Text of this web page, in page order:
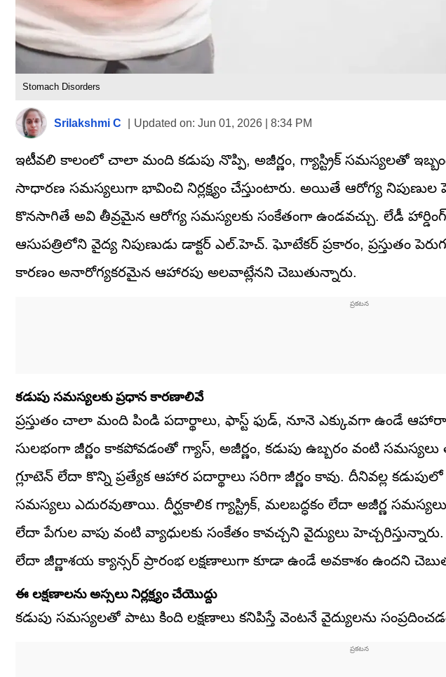
Stomach Disorders
Srilakshmi C Updated on: Jun 01, 2026 | 8:34 PM
ఇటీవలి కాలంలో చాలా మంది కడుపు నొప్పి, అజీర్ణం, గ్యాస్ట్రిక్ సమస్యలతో
సాధారణ సమస్యలుగా భావించి నిర్లక్ష్యం చేస్తుంటారు. అయితే ఆరోగ్య నిపుణుల
కొనసాగితే అవి తీవ్రమైన ఆరోగ్య సమస్యలకు సంకేతంగా ఉండవచ్చు. లేడీ
ఆసుపత్రిలోని వైద్య నిపుణుడు డాక్టర్ ఎల్.హెచ్. ఘోటేకర్ ప్రకారం, ప్రస్తుతం
కారణం అనారోగ్యకరమైన ఆహారపు అలవాట్లేనని చెబుతున్నారు.
కడుపు సమస్యలకు ప్రధాన కారణాలివే
ప్రస్తుతం చాలా మంది పిండి పదార్థాలు, ఫాస్ట్ ఫుడ్, నూనె ఎక్కువగా ఉండే
సులభంగా జీర్ణం కాకపోవడంతో గ్యాస్, అజీర్ణం, కడుపు ఉబ్బరం వంటి
గ్లూటెన్ లేదా కొన్ని ప్రత్యేక ఆహార పదార్థాలు సరిగా జీర్ణం కావు. దీనివల్ల
సమస్యలు ఎదురవుతాయి. దీర్ఘకాలిక గ్యాస్ట్రిక్, మలబద్ధకం లేదా అజీర్ణ
లేదా పేగుల వాపు వంటి వ్యాధులకు సంకేతం కావచ్చని వైద్యులు హెచ్చరిస్తున్నారు.
లేదా జీర్ణాశయ క్యాన్సర్ ప్రారంభ లక్షణాలుగా కూడా ఉండే అవకాశం ఉందని
ఈ లక్షణాలను అస్సలు నిర్లక్ష్యం చేయొద్దు
కడుపు సమస్యలతో పాటు కింది లక్షణాలు కనిపిస్తే వెంటనే వైద్యులను